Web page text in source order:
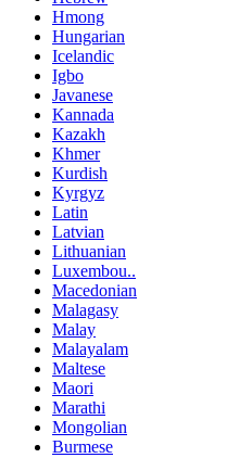
Hmong
Hungarian
Icelandic
Igbo
Javanese
Kannada
Kazakh
Khmer
Kurdish
Kyrgyz
Latin
Latvian
Lithuanian
Luxembou..
Macedonian
Malagasy
Malay
Malayalam
Maltese
Maori
Marathi
Mongolian
Burmese